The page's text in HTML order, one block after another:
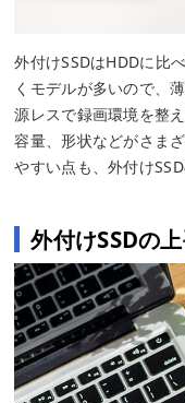
外付けSSDはHDDに比
くモデルが多いので、
源レスで録画環境を整
容量、形状などがさま
やすい点も、外付け
外付けSSDの